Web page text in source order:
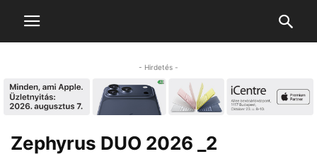
- Hirdetés -
Zephyrus DUO 2026 _2